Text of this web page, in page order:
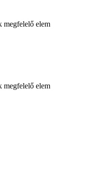
megfelelő elem
megfelelő elem